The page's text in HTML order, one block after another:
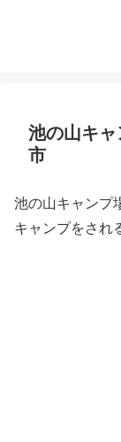
池の山キ
市
池の山キャンプ
キャンプをされ